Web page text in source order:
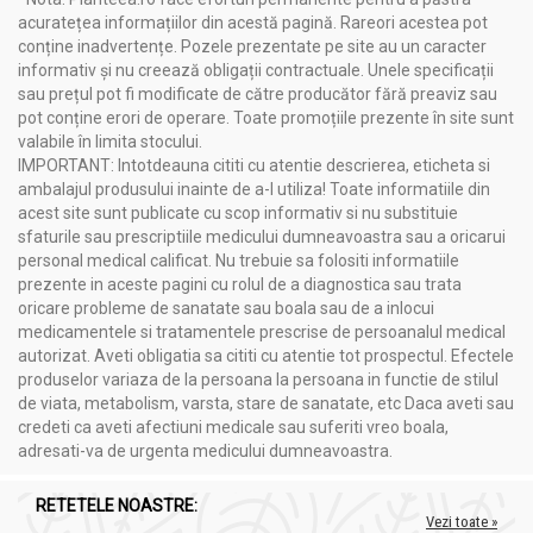
Misiunea Solaris este de a oferi produse autentice, sănătoase,
realizate manual, fără aditivi sau conservanți, care să susțină
un stil de viață echilibrat și sănătos. Brandul este recunoscut
pentru angajamentul său față de calitate, transparență și
sustenabilitate, având o gamă variată de produse, de la
cereale și semințe, până la uleiuri esențiale și gustări naturale.
Planteea
, o sursă de încredere în domeniul nutriției și sănătății,
recomandă cu încredere produsele
Solaris
pentru calitatea lor
superioară și angajamentul față de sănătatea consumatorilor.
Compozitie
acuratețea informațiilor din acestă pagină. Rareori acestea pot
conține inadvertențe. Pozele prezentate pe site au un caracter
informativ și nu creează obligații contractuale. Unele specificații
sau prețul pot fi modificate de către producător fără preaviz sau
pot conține erori de operare. Toate promoțiile prezente în site sunt
valabile în limita stocului.
IMPORTANT: Intotdeauna cititi cu atentie descrierea, eticheta si
ambalajul produsului inainte de a-l utiliza! Toate informatiile din
acest site sunt publicate cu scop informativ si nu substituie
sfaturile sau prescriptiile medicului dumneavoastra sau a oricarui
personal medical calificat. Nu trebuie sa folositi informatiile
prezente in aceste pagini cu rolul de a diagnostica sau trata
oricare probleme de sanatate sau boala sau de a inlocui
medicamentele si tratamentele prescrise de persoanalul medical
autorizat. Aveti obligatia sa cititi cu atentie tot prospectul. Efectele
produselor variaza de la persoana la persoana in functie de stilul
de viata, metabolism, varsta, stare de sanatate, etc Daca aveti sau
credeti ca aveti afectiuni medicale sau suferiti vreo boala,
adresati-va de urgenta medicului dumneavoastra.
RETETELE NOASTRE:
Vezi toate »